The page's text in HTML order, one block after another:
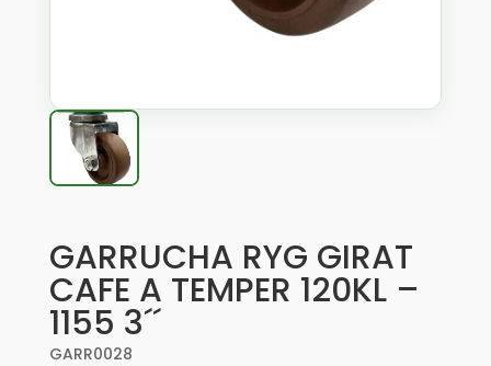
GARRUCHA RYG GIRAT
CAFE A TEMPER 120KL –
1155 3´´
GARR0028